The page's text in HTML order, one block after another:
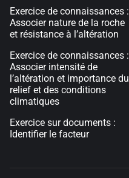
Exercice de connaissances :
Associer nature de la roche
et résistance à l’altération
Exercice de connaissances :
Associer intensité de
l’altération et importance du
relief et des conditions
climatiques
Exercice sur documents :
Identifier le facteur